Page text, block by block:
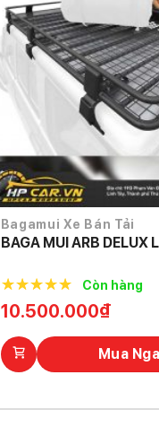
Bagamui Xe Bán Tải
BAGA MUI ARB DELUX
10.500.000₫
5.0 out of
5
Còn hàng
Mua